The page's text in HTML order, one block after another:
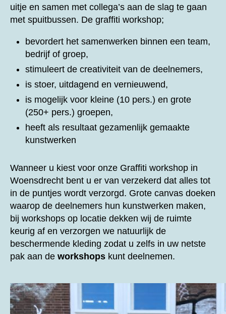
uitje en samen met collega’s aan de slag te gaan
met spuitbussen. De graffiti workshop;
bevordert het samenwerken binnen een team,
bedrijf of groep,
stimuleert de creativiteit van de deelnemers,
is stoer, uitdagend en vernieuwend,
is mogelijk voor kleine (10 pers.) en grote
(250+ pers.) groepen,
heeft als resultaat gezamenlijk gemaakte
kunstwerken
Wanneer u kiest voor onze Graffiti workshop in
Woensdrecht bent u er van verzekerd dat alles tot
in de puntjes wordt verzorgd. Grote canvas doeken
waarop de deelnemers hun kunstwerken maken,
bij workshops op locatie dekken wij de ruimte
keurig af en verzorgen we natuurlijk de
beschermende kleding zodat u zelfs in uw netste
pak aan de workshops kunt deelnemen.